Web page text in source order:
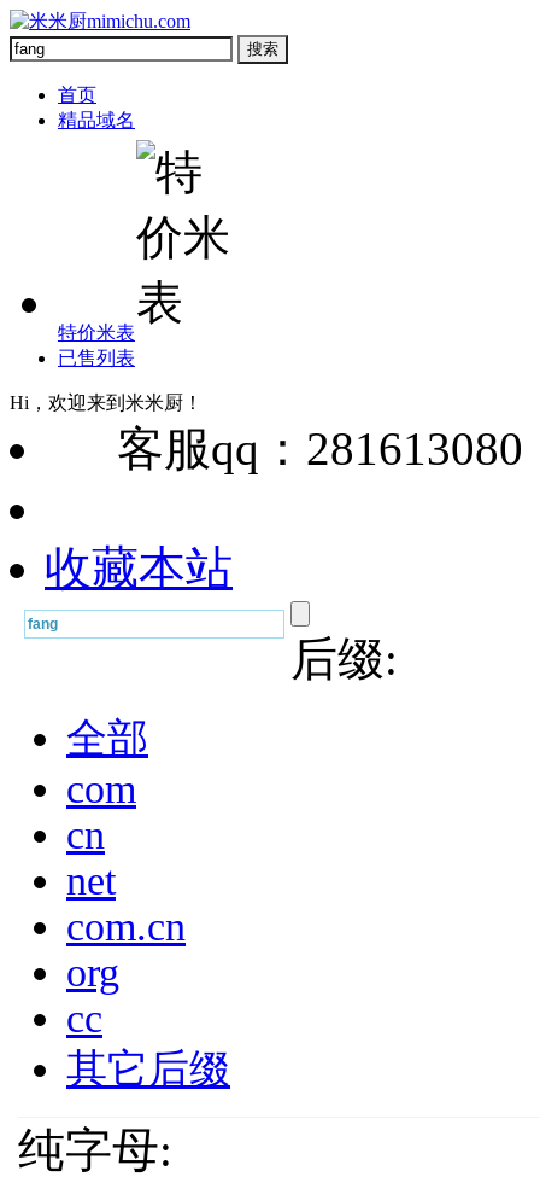
首页
精品域名
特价米表
已售列表
Hi，欢迎来到米米厨！
客服qq：281613080
收藏本站
后缀:
全部
com
cn
net
com.cn
org
cc
其它后缀
纯字母: